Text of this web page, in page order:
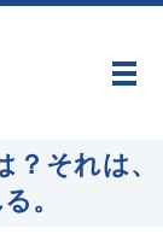
メ
それは、
。